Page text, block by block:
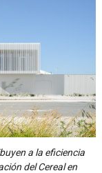
a la eficiencia
del Cereal en